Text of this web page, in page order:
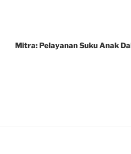
Mitra: Pelayanan Suku Anak